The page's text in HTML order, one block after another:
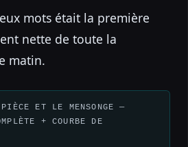
mots était la première
nette de toute la
matin.
ET LE MENSONGE —
+ COURBE DE